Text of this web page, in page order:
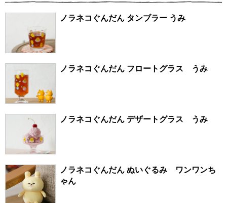
ノラネコぐんだん タンブラー うみ
ノラネコぐんだん フロートグラス うみ
ノラネコぐんだん デザートグラス うみ
ノラネコぐんだん ぬいぐるみ ワンワンち
ゃん